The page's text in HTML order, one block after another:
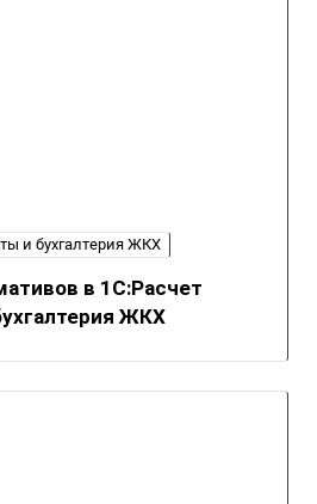
и бухгалтерия ЖКХ
в 1С:Расчет
ЖКХ